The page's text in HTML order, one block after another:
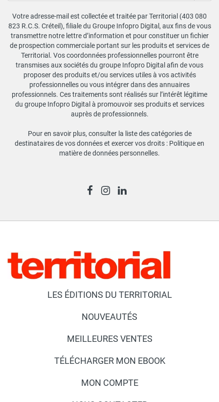
Votre adresse-mail est collectée et traitée par Territorial (403 080
823 R.C.S. Créteil), filiale du Groupe Infopro Digital, aux fins de vous
transmettre notre lettre d’information et pour constituer un fichier
de prospection commerciale portant sur les produits et services de
Territorial. Vos coordonnées professionnelles pourront être
transmises aux sociétés du groupe Infopro Digital afin de vous
proposer des produits et/ou services utiles à vos activités
professionnelles ou vous intégrer dans des annuaires
professionnels. Ces traitements sont réalisés sur l’intérêt légitime
du groupe Infopro Digital à promouvoir ses produits et services
auprès de professionnels.
Pour en savoir plus, consulter la liste des catégories de
destinataires de vos données et exercer vos droits : Politique en
matière de données personnelles.
LES ÉDITIONS DU TERRITORIAL
NOUVEAUTÉS
MEILLEURES VENTES
TÉLÉCHARGER MON EBOOK
MON COMPTE